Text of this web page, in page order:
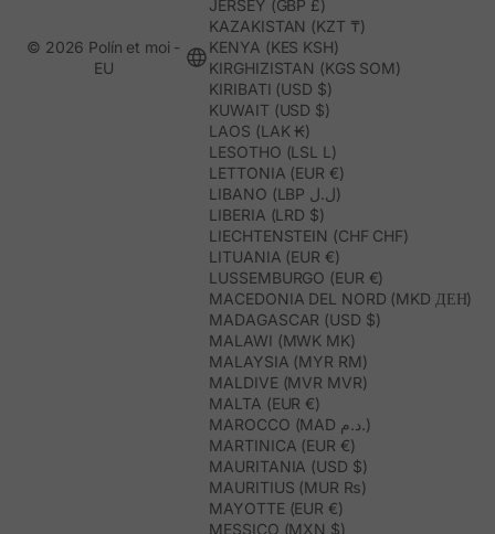
JERSEY (GBP £)
KAZAKISTAN (KZT ₸)
KENYA (KES KSH)
KIRGHIZISTAN (KGS SOM)
KIRIBATI (USD $)
KUWAIT (USD $)
LAOS (LAK ₭)
LESOTHO (LSL L)
LETTONIA (EUR €)
LIBANO (LBP ل.ل)
LIBERIA (LRD $)
LIECHTENSTEIN (CHF CHF)
LITUANIA (EUR €)
LUSSEMBURGO (EUR €)
MACEDONIA DEL NORD (MKD ДЕН)
MADAGASCAR (USD $)
MALAWI (MWK MK)
MALAYSIA (MYR RM)
MALDIVE (MVR MVR)
MALTA (EUR €)
MAROCCO (MAD د.م.)
MARTINICA (EUR €)
MAURITANIA (USD $)
MAURITIUS (MUR ₨)
MAYOTTE (EUR €)
MESSICO (MXN $)
© 2026 Polín et moi -
EU